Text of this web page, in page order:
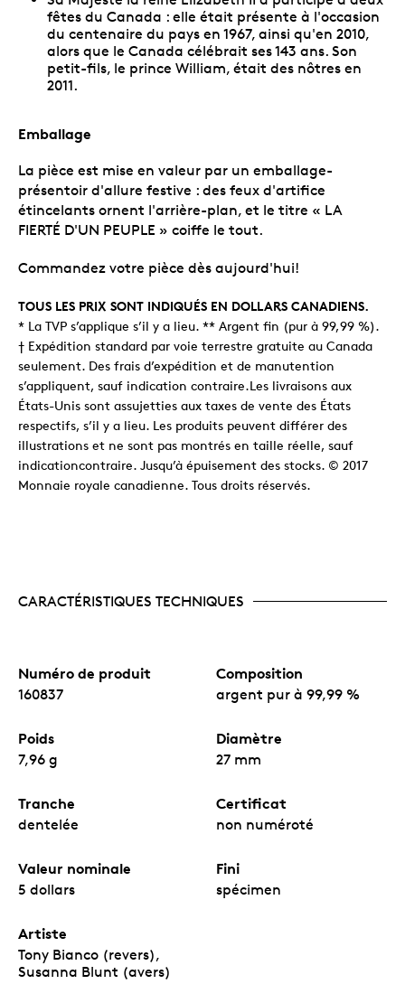
fêtes du Canada : elle était présente à l'occasion
du centenaire du pays en 1967, ainsi qu'en 2010,
alors que le Canada célébrait ses 143 ans. Son
petit-fils, le prince William, était des nôtres en
2011.
Emballage
La pièce est mise en valeur par un emballage-
présentoir d'allure festive : des feux d'artifice
étincelants ornent l'arrière-plan, et le titre « LA
FIERTÉ D'UN PEUPLE » coiffe le tout.
Commandez votre pièce dès aujourd'hui!
TOUS LES PRIX SONT INDIQUÉS EN DOLLARS CANADIENS.
* La TVP s’applique s’il y a lieu. ** Argent fin (pur à 99,99 %).
† Expédition standard par voie terrestre gratuite au Canada
seulement. Des frais d’expédition et de manutention
s’appliquent, sauf indication contraire.Les livraisons aux
États-Unis sont assujetties aux taxes de vente des États
respectifs, s’il y a lieu. Les produits peuvent différer des
illustrations et ne sont pas montrés en taille réelle, sauf
indicationcontraire. Jusqu’à épuisement des stocks. © 2017
Monnaie royale canadienne. Tous droits réservés.
CARACTÉRISTIQUES TECHNIQUES
Numéro de produit
160837
Composition
argent pur à 99,99 %
Poids
7,96 g
Diamètre
27 mm
Tranche
dentelée
Certificat
non numéroté
Valeur nominale
5 dollars
Fini
spécimen
Artiste
Tony Bianco (revers),
Susanna Blunt (avers)